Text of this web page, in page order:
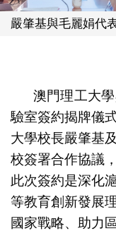
娟代表簽署共建運
澳門理工大
驗室簽約揭牌儀
大學校長嚴肇基
校簽署合作協議
此次簽約是深化
等教育創新發展
國家戰略、助力